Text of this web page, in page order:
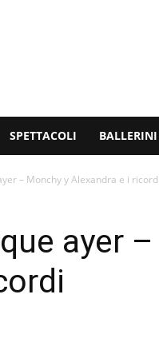
SPETTACOLI BALLERINI
– Monchy y Alexandra e i ricordi
ayer